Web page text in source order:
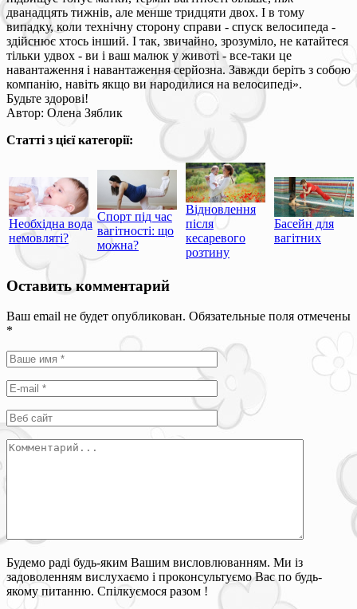
дванадцять тижнів, але менше тридцяти двох. І в тому
випадку, коли технічну сторону справи - спуск велосипеда -
здійснює хтось інший. І так, звичайно, зрозуміло, не катайтеся
тільки удвох - ви і ваш малюк у животі - все-таки це
навантаження і навантаження серйозна. Завжди беріть з собою
компанію, навіть якщо ви народилися на велосипеді».
Будьте здорові!
Автор: Олена Зяблик
Статті з цієї категорії:
Необхідна вода
немовляті?
Спорт під час
вагітності: що
можна?
Відновлення
після
кесаревого
розтину
Басейн для
вагітних
Оставить комментарий
Ваш email не будет опубликован. Обязательные поля отмечены
*
Будемо раді будь-яким Вашим висловлюванням. Ми із
задоволенням вислухаємо і проконсультуємо Вас по будь-
якому питанню. Спілкуємося разом !